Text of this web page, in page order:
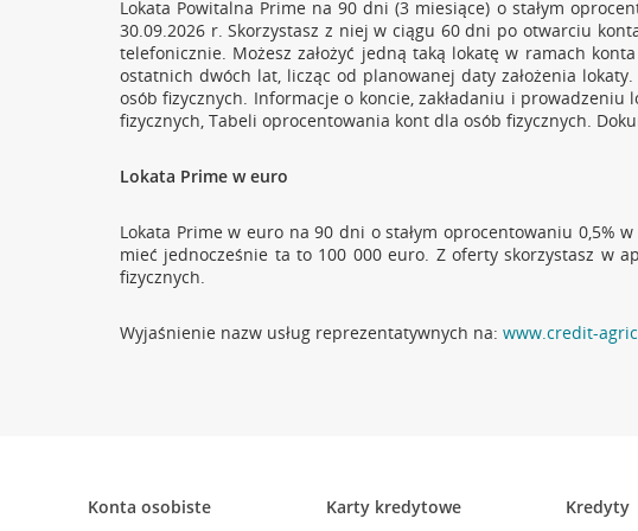
Lokata Powitalna Prime na 90 dni (3 miesiące) o stałym
30.09.2026 r. Skorzystasz z niej w ciągu 60 dni po otwarciu
telefonicznie. Możesz założyć jedną taką lokatę w ramach
ostatnich dwóch lat, licząc od planowanej daty założenia
osób fizycznych. Informacje o koncie, zakładaniu i
fizycznych, Tabeli oprocentowania kont dla osób fizycznych.
Lokata Prime w euro
Lokata Prime w euro na 90 dni o stałym oprocentowaniu 0,5%
mieć jednocześnie ta to 100 000 euro. Z oferty skorzystasz w
fizycznych.
Wyjaśnienie nazw usług reprezentatywnych na: www.credit-
Konta osobiste Karty kredytowe Kredyty